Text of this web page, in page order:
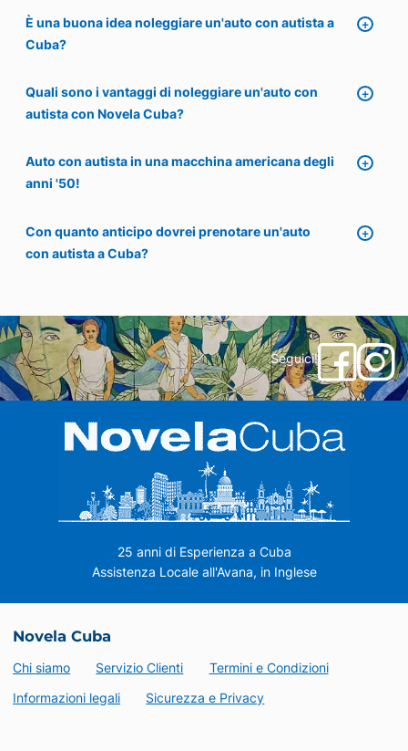
È una buona idea noleggiare un'auto con autista a
Cuba?
Quali sono i vantaggi di noleggiare un'auto con
autista con Novela Cuba?
Auto con autista in una macchina americana degli
anni '50!
Con quanto anticipo dovrei prenotare un'auto
con autista a Cuba?
Seguici!
25 anni di Esperienza a Cuba
Assistenza Locale all'Avana, in Inglese
Novela Cuba
Chi siamo Servizio Clienti
Termini e Condizioni
Informazioni legali
Sicurezza e Privacy